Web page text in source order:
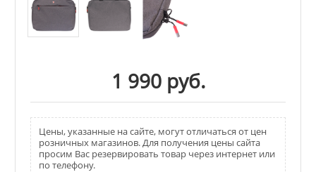
1 990 руб.
Цены, указанные на сайте, могут отличаться от цен
розничных магазинов. Для получения цены сайта
просим Вас резервировать товар через интернет или
по телефону.